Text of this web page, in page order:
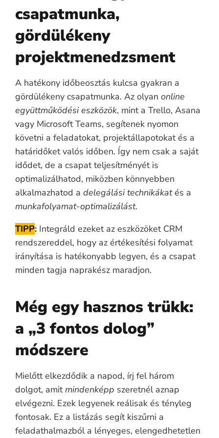
csapatmunka,
gördülékeny
projektmenedzsment
A hatékony időbeosztás kulcsa gyakran a
gördülékeny csapatmunka. Az olyan online
együttműködési eszközök, mint a Trello, Asana
vagy Microsoft Teams, segítenek nyomon
követni a feladatokat, projektállapotokat és a
határidőket valós időben. Így nem csak a saját
idődet, de a csapat teljesítményét is
optimalizálhatod, miközben könnyebben
alkalmazhatod a delegálási technikákatés a
munkafolyamat-optimalizálást.
TIPP: Integráld ezeket az eszközöket CRM
rendszereddel, hogy az értékesítési folyamat
irányítása is hatékonyabb legyen, és a csapat
minden tagja naprakész maradjon.
Még egy hasznos trükk:
a „3 fontos dolog”
módszere
Mielőtt elkezdődik a napod, írj fel három
dolgot, amitmindenképp szeretnél aznap
elvégezni. Ezek legyenek reálisak és tényleg
fontosak. Ez a listázás segít kiszűrni a
feladathalmazból a lényeges, elengedhetetlen